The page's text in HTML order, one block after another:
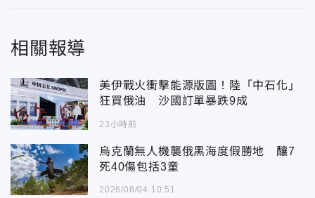
相關報導
美伊戰火衝擊能源版圖！陸「中石化」
狂買俄油 沙國訂單暴跌9成
23小時前
烏克蘭無人機襲俄黑海度假勝地 釀7
死40傷包括3童
2026/08/04 10:51